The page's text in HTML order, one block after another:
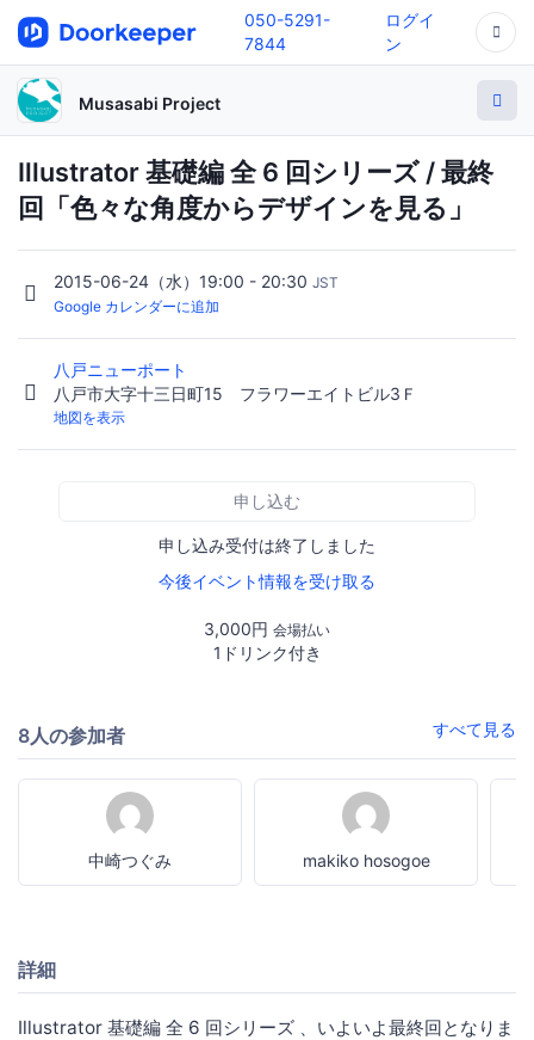
050-5291-
7844
ログイ
ン
Musasabi Project
Illustrator 基礎編 全 6 回シリーズ / 最終
回「色々な角度からデザインを見る」
2015-06-24（水）19:00 - 20:30 JST
Google カレンダーに追加
八戸ニューポート
八戸市大字十三日町15 フラワーエイトビル3Ｆ
地図を表示
申し込む
申し込み受付は終了しました
今後イベント情報を受け取る
3,000円 会場払い
1ドリンク付き
8人の参加者 すべて見る
中崎つぐみ makiko hosogoe
詳細
Illustrator 基礎編 全 6 回シリーズ 、いよいよ最終回となりま